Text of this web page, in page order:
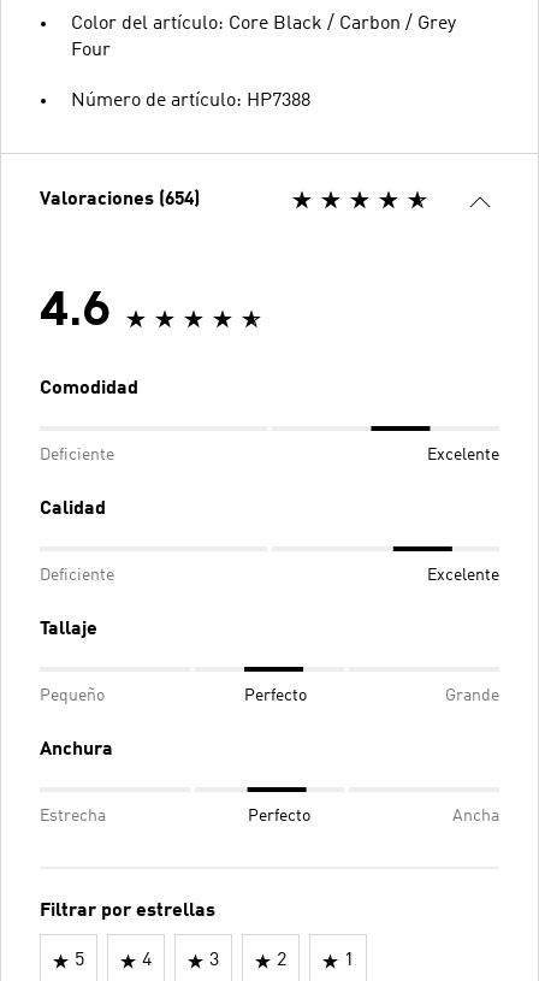
Color del artículo: Core Black / Carbon / Grey
Four
Número de artículo: HP7388
Valoraciones (654)
4.6
Comodidad
Deficiente Excelente
Calidad
Deficiente Excelente
Tallaje
Pequeño Perfecto Grande
Anchura
Estrecha Perfecto Ancha
Filtrar por estrellas
5 4 3 2 1